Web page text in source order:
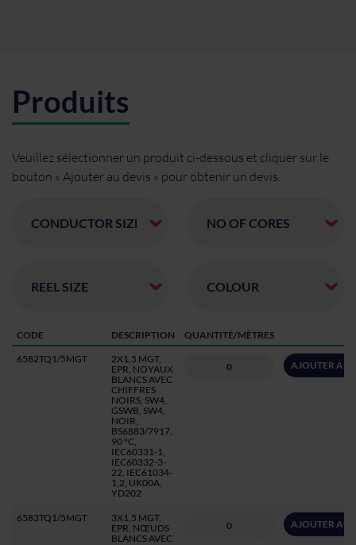
Produits
Veuillez sélectionner un produit ci-dessous et cliquer sur le
bouton « Ajouter au devis » pour obtenir un devis.
CODE DESCRIPTION
QUANTITÉ/MÈTRES
6582TQ1/5MGT
2X1,5 MGT,
EPR, NOYAUX
BLANCS AVEC
CHIFFRES
NOIRS, SW4,
GSWB, SW4,
NOIR,
BS6883/7917,
90 °C,
IEC60331-1,
IEC60332-3-
22, IEC61034-
1,2, UK00A,
YD202
AJOUTER AU
6583TQ1/5MGT
3X1,5 MGT,
EPR, NŒUDS
BLANCS AVEC
AJOUTER AU